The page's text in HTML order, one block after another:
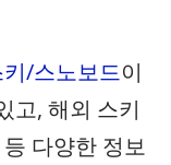
/스노보드이
고, 해외 스키
다양한 정보